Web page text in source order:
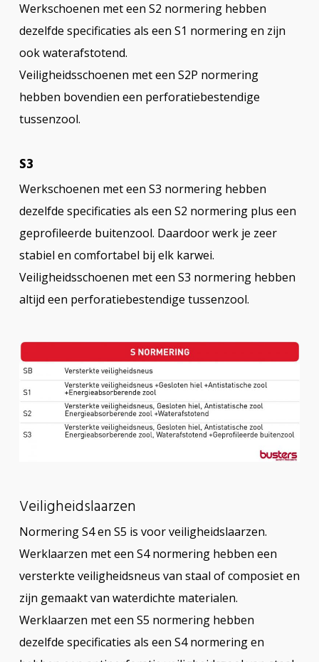
Werkschoenen met een S2 normering hebben
dezelfde specificaties als een S1 normering en zijn
ook waterafstotend.
Veiligheidsschoenen met een S2P normering
hebben bovendien een perforatiebestendige
tussenzool.
S3
Werkschoenen met een S3 normering hebben
dezelfde specificaties als een S2 normering plus een
geprofileerde buitenzool. Daardoor werk je zeer
stabiel en comfortabel bij elk karwei.
Veiligheidsschoenen met een S3 normering hebben
altijd een perforatiebestendige tussenzool.
Veiligheidslaarzen
Normering S4 en S5 is voor veiligheidslaarzen.
Werklaarzen met een S4 normering hebben een
versterkte veiligheidsneus van staal of composiet en
zijn gemaakt van waterdichte materialen.
Werklaarzen met een S5 normering hebben
dezelfde specificaties als een S4 normering en